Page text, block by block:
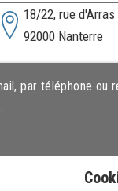
18/22, rue d'Arras
92000 Nanterre
par téléphone ou